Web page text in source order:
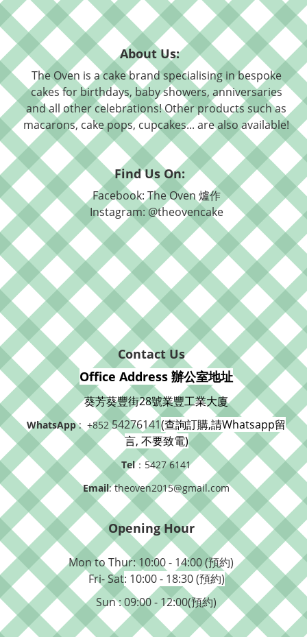
About Us:
The Oven is a cake brand specialising in bespoke
cakes for birthdays, baby showers, anniversaries
and all other celebrations! Other products such as
macarons, cake pops, cupcakes... are also available!
Find Us On:
Facebook: The Oven 爐作
Instagram: @theovencake
Contact Us
Office Address 辦公室地址
葵芳葵豐街28號業豐工業大廈
WhatsApp: +85254276141(查詢訂購,請Whatsapp留
言, 不要致電)
Tel：5427 6141
Email: theoven2015@gmail.com
Opening Hour
Mon to Thur: 10:00 - 14:00 (預約)
Fri- Sat: 10:00 - 18:30 (預約)
Sun : 09:00 - 12:00(預約)